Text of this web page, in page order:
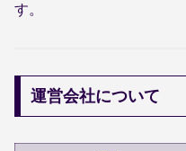
す。
運営会社について